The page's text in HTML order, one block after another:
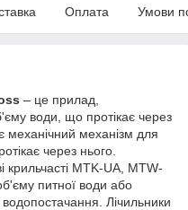
Оплата Умови
– це прилад,
води, що протікає через
механічний механізм для
через нього.
крильчасті MTK-UA, MTW-
питної води або
Лічильники